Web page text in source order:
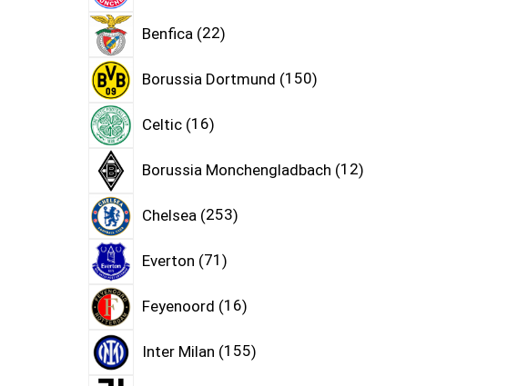
Benfica 22
Borussia Dortmund 150
Celtic 16
Borussia Monchengladbach 12
Chelsea 253
Everton 71
Feyenoord 16
Inter Milan 155